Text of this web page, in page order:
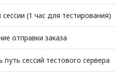
(1 час для тестирования)
отправки заказа
сессий тестового сервера